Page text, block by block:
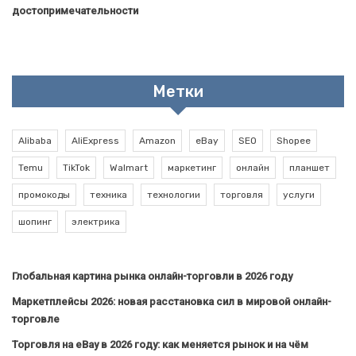
достопримечательности
Метки
Alibaba AliExpress Amazon eBay SEO Shopee
Temu TikTok Walmart маркетинг онлайн планшет
промокоды техника технологии торговля услуги
шопинг электрика
Глобальная картина рынка онлайн-торговли в 2026 году
Маркетплейсы 2026: новая расстановка сил в мировой онлайн-
торговле
Торговля на eBay в 2026 году: как меняется рынок и на чём